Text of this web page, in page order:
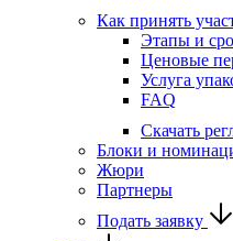
Как принять
Этапы и
Ценовые
Услуга
FAQ
Скачать
Блоки и
Жюри
Партнеры
Подать заявку